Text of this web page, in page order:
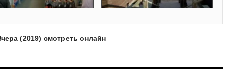
(2019) смотреть онлайн